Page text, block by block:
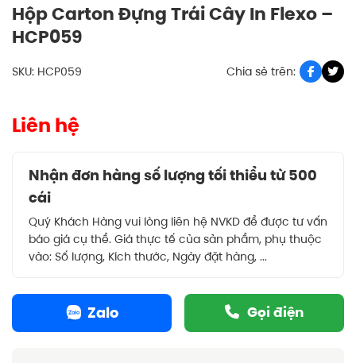
Hộp Carton Đựng Trái Cây In Flexo –
HCP059
SKU: HCP059 Chia sẻ trên:
Liên hệ
Nhận đơn hàng số lượng tối thiểu từ 500
cái
Quý Khách Hàng vui lòng liên hệ NVKD để được tư vấn
báo giá cụ thể. Giá thực tế của sản phẩm, phụ thuộc
vào: Số lượng, Kích thước, Ngày đặt hàng, ...
Zalo Gọi điện